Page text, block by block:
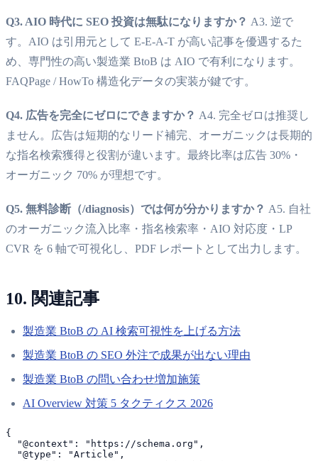
Q3. AIO 時代に SEO 投資は無駄になりますか？ A3. 逆で
す。AIO は引用元として E-E-A-T が高い記事を優遇するた
め、専門性の高い製造業 BtoB は AIO で有利になります。
FAQPage / HowTo 構造化データの実装が鍵です。
Q4. 広告を完全にゼロにできますか？ A4. 完全ゼロは推奨し
ません。広告は短期的なリード補完、オーガニックは長期的
な指名検索獲得と役割が違います。最終比率は広告 30%・
オーガニック 70% が理想です。
Q5. 無料診断（/diagnosis）では何が分かりますか？ A5. 自社
のオーガニック流入比率・指名検索率・AIO 対応度・LP
CVR を 6 軸で可視化し、PDF レポートとして出力します。
10. 関連記事
製造業 BtoB の AI 検索可視性を上げる方法
製造業 BtoB の SEO 外注で成果が出ない理由
製造業 BtoB の問い合わせ増加施策
AI Overview 対策 5 タクティクス 2026
{
  "@context": "https://schema.org",
  "@type": "Article",